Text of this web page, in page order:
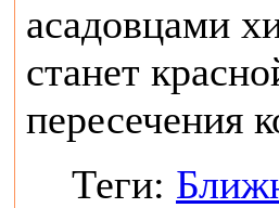
асадовцами
станет
пересечения
Теги: